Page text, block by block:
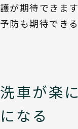
護が期待できま
予防も期待できる
洗車が楽
になる